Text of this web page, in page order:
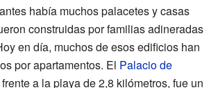
había muchos palacetes y casas
construidas por familias adineradas
en día, muchos de esos edificios han
por apartamentos. El Palacio de
a la playa de 2,8 kilómetros, fue un